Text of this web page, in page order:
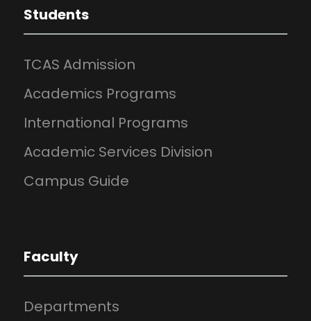
Students
TCAS Admission
Academics Programs
International Programs
Academic Services Division
Campus Guide
Faculty
Departments